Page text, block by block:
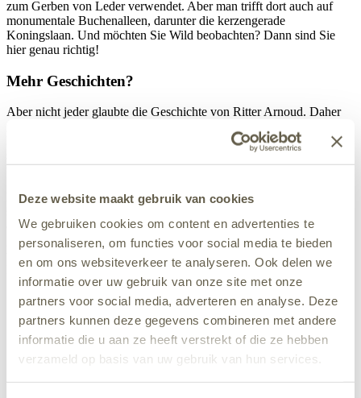
Deze website maakt gebruik van cookies
We gebruiken cookies om content en advertenties te
personaliseren, om functies voor social media te bieden
en om ons websiteverkeer te analyseren. Ook delen we
informatie over uw gebruik van onze site met onze
partners voor social media, adverteren en analyse. Deze
partners kunnen deze gegevens combineren met andere
informatie die u aan ze heeft verstrekt of die ze hebben
verzameld op basis van uw gebruik van hun services.
zum Gerben von Leder verwendet. Aber man trifft dort auch auf
monumentale Buchenalleen, darunter die kerzengerade
Koningslaan. Und möchten Sie Wild beobachten? Dann sind Sie
hier genau richtig!
Mehr Geschichten?
Aber nicht jeder glaubte die Geschichte von Ritter Arnoud. Daher
Name soll vom mittelniederländischen Wort on-saelig abgeleitet
sein, das elend bedeutet. Der nährstoffarme Boden war nämlich
ungeeignet für die Landwirtschaft.
Die zweite Erklärung hat mit der Familie von Sadelhoff zu tun. Im
einschließlich eines großen Teils der Wälder. Der andere Teil
gehörte den Grafen von Nassau, die ihn als Jagdgebiet nutzten. Die
vielen internen Streitigkeiten über das Jagdgebiet zwischen den
Besitzern führten zum Namen On-Sadelhoffse Wälder. Wo der
Name genau herkommt, wissen wir vielleicht nie…